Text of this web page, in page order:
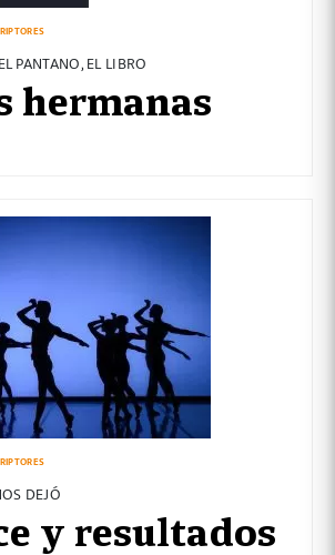
PANTANO, EL LIBRO
hermanas
DEJÓ
y resultados